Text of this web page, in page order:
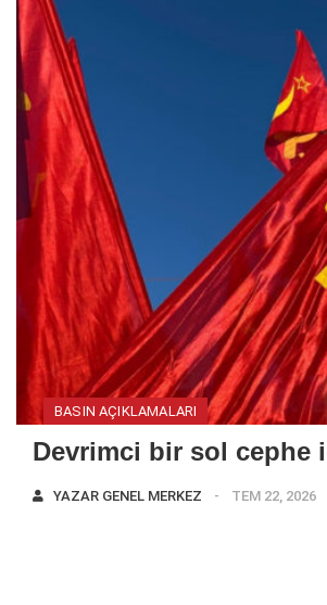
BASIN AÇIKLAMALARI
Devrimci bir sol cephe
YAZAR GENEL MERKEZ TEM 22, 2026